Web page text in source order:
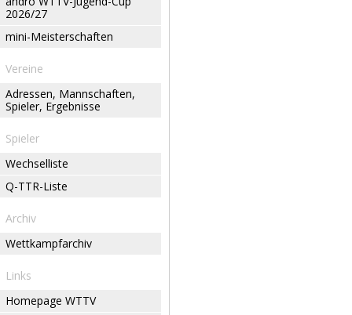
2026/27
mini-Meisterschaften
Vereine
Adressen, Mannschaften,
Spieler, Ergebnisse
Spieler
Wechselliste
Q-TTR-Liste
Archiv
Wettkampfarchiv
Links
Homepage WTTV